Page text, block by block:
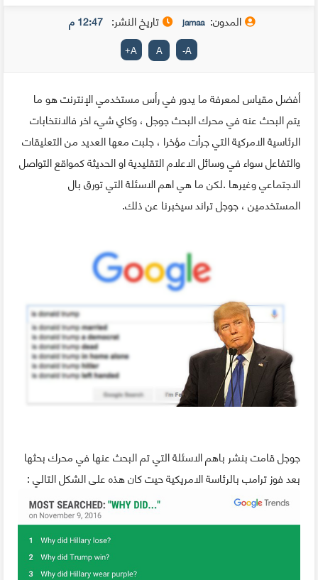
المدون: jamaa تاريخ النشر: 12:47 م
A
-
A
A
+
أفضل مقياس لمعرفة ما يدور في رأس مستخدمي الإنترنت هو ما
يتم البحث عنه في محرك البحث جوجل ، وكاي شيء اخر فالانتخابات
الرئاسية الامركية التي جرأت مؤخرا ، جلبت معها العديد من التعليقات
والتفاعل سواء في وسائل الاعلام التقليدية او الحديثة كمواقع التواصل
الاجتماعي وغيرها .لكن ما هي اهم الاسئلة التي تورق بال
المستخدمين ، جوجل تراند سيخبرنا عن ذلك.
جوجل قامت بنشر باهم الاسئلة التي تم البحث عنها في محرك بحثها
بعد فوز ترامب بالرئاسة الامريكية حيت كان هذه على الشكل التالي :